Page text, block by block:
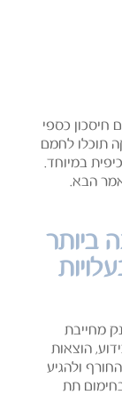
חיסכון כספי
תוכלו לחמם
במיוחד.
הבא.
ביותר
מחייבת
הוצאות
ולהגיע
תת